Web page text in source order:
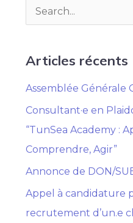
c
e
r
h
e
r
Articles récents
Assemblée Générale
Consultant·e en
“TunSea Academy :
Comprendre, Agir”
Annonce de DON/
Appel à candidature
recrutement d’un.e